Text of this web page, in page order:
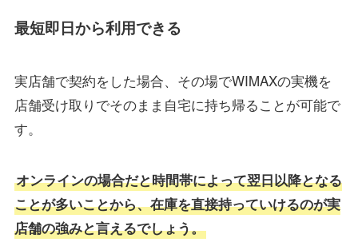
最短即日から利用できる
実店舗で契約をした場合、その場でWIMAXの実機を
店舗受け取りでそのまま自宅に持ち帰ることが可能で
す。
オンラインの場合だと時間帯によって翌日以降となる
ことが多いことから、在庫を直接持っていけるのが実
店舗の強みと言えるでしょう。